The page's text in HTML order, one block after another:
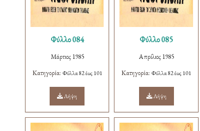
Φύλλο 084
Μάρτιος 1985
Κατηγορία: Φύλλα 82 έως 101
Λήψη
Φύλλο 085
Απρίλιος 1985
Κατηγορία: Φύλλα 82 έως 101
Λήψη